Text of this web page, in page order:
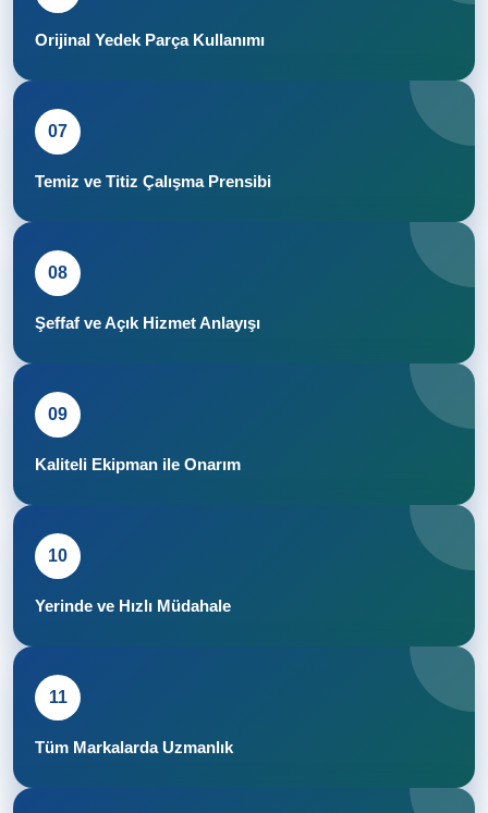
Orijinal Yedek Parça Kullanımı
07
Temiz ve Titiz Çalışma Prensibi
08
Şeffaf ve Açık Hizmet Anlayışı
09
Kaliteli Ekipman ile Onarım
10
Yerinde ve Hızlı Müdahale
11
Tüm Markalarda Uzmanlık